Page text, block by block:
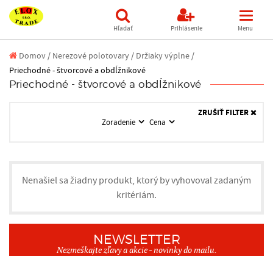
Hľadať Prihlásenie Menu
Domov/ Nerezové polotovary / Držiaky výplne /
Priechodné - štvorcové a obdĺžnikové
Priechodné - štvorcové a obdĺžnikové
Zoradenie Cena
ZRUŠIŤ FILTER
Nenašiel sa žiadny produkt, ktorý by vyhovoval zadaným
kritériám.
NEWSLETTER
Nezmeškajte zľavy a akcie - novinky do mailu.